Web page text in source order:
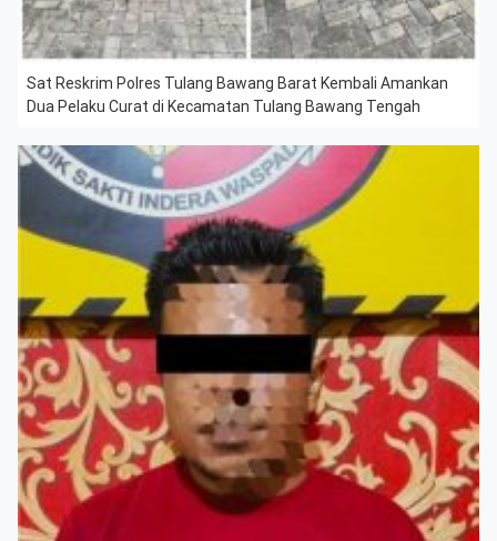
Sat Reskrim Polres Tulang Bawang Barat Kembali Amankan
Dua Pelaku Curat di Kecamatan Tulang Bawang Tengah